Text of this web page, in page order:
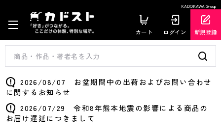
KADOKAWA Group
カート ログイン 新規登録
2026/08/07 お盆期間中の出荷およびお問い合わせ
に関するお知らせ
2026/07/29 令和8年熊本地震の影響による商品の
お届け遅延につきまして